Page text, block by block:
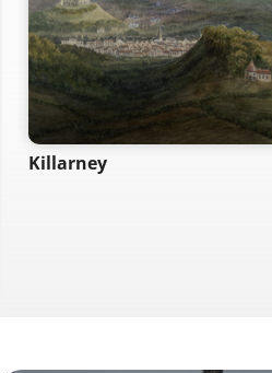
Killarney